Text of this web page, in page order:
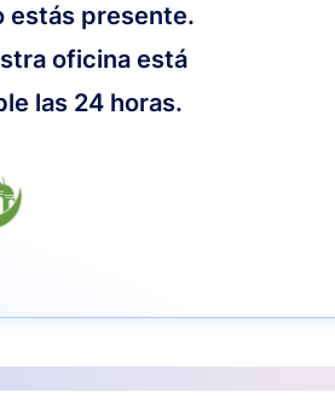
estás presente.
oficina está
las 24 horas.